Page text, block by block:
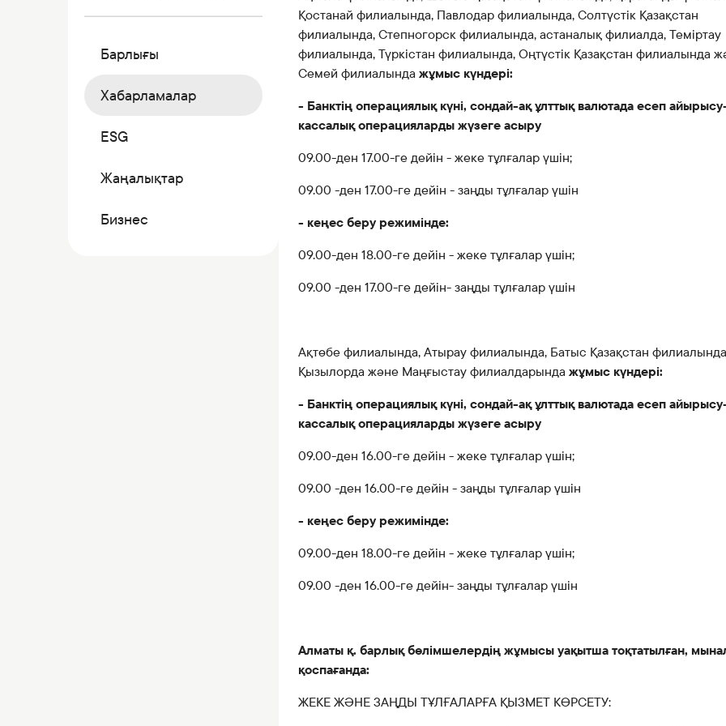
Kaspi QR
Банкте жұмыс істеу
Азаматтарды қабылдау
Барлығы
Хабарламалар
ESG
Жаңалықтар
Бизнес
Қостанай филиалында, Павлодар филиалында, Солтүстік Қазақстан
филиалында, Степногорск филиалында, астаналық филиалда, Теміртау
филиалында, Түркістан филиалында, Оңтүстік Қазақстан филиалында
Семей филиалында жұмыс күндері:
- Банктің операциялық күні, сондай-ақ ұлттық валютада есеп
кассалық операцияларды жүзеге асыру
09.00-ден 17.00-ге дейін - жеке тұлғалар үшін;
09.00 -ден 17.00-ге дейін - заңды тұлғалар үшін
- кеңес беру режимінде:
09.00-ден 18.00-ге дейін - жеке тұлғалар үшін;
09.00 -ден 17.00-ге дейін- заңды тұлғалар үшін
Ақтөбе филиалында, Атырау филиалында, Батыс Қазақстан
Қызылорда және Маңғыстау филиалдарында жұмыс күндері:
- Банктің операциялық күні, сондай-ақ ұлттық валютада есеп
кассалық операцияларды жүзеге асыру
09.00-ден 16.00-ге дейін - жеке тұлғалар үшін;
09.00 -ден 16.00-ге дейін - заңды тұлғалар үшін
- кеңес беру режимінде:
09.00-ден 18.00-ге дейін - жеке тұлғалар үшін;
09.00 -ден 16.00-ге дейін- заңды тұлғалар үшін
Алматы қ. барлық бөлімшелердің жұмысы уақытша тоқтатылған,
қоспағанда:
ЖЕКЕ ЖӘНЕ ЗАҢДЫ ТҰЛҒАЛАРҒА ҚЫЗМЕТ КӨРСЕТУ: